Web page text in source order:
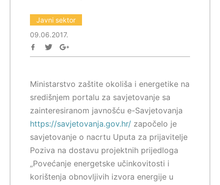
Javni sektor
09.06.2017.
Ministarstvo zaštite okoliša i energetike na
središnjem portalu za savjetovanje sa
zainteresiranom javnošću e-Savjetovanja
https://savjetovanja.gov.hr/ započelo je
savjetovanje o nacrtu Uputa za prijavitelje
Poziva na dostavu projektnih prijedloga
„Povećanje energetske učinkovitosti i
korištenja obnovljivih izvora energije u